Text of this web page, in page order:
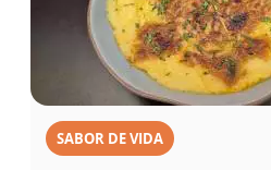
SABOR DE VIDA